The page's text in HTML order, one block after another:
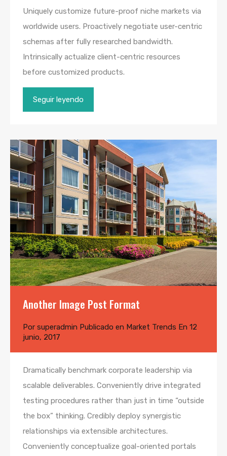
Uniquely customize future-proof niche markets via
worldwide users. Proactively negotiate user-centric
schemas after fully researched bandwidth.
Intrinsically actualize client-centric resources
before customized products.
Seguir leyendo
Another Image Post Format
Por superadmin Publicado en Market Trends En 12
junio, 2017
Dramatically benchmark corporate leadership via
scalable deliverables. Conveniently drive integrated
testing procedures rather than just in time “outside
the box” thinking. Credibly deploy synergistic
relationships via extensible architectures.
Conveniently conceptualize goal-oriented portals